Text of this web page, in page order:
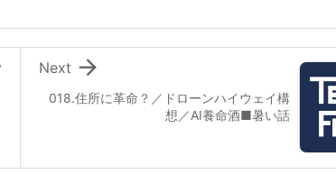
018.住所に革命？／ドローンハイウェイ構
想／AI養命酒■暑い話

Next